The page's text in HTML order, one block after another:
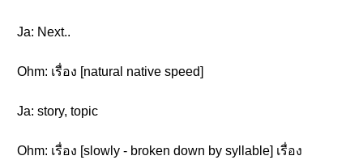
Ja: Next..
Ohm: เรื่อง [natural native speed]
Ja: story, topic
Ohm: เรื่อง [slowly - broken down by syllable] เรื่อง